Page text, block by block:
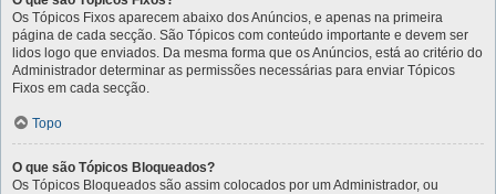
Os Tópicos Fixos aparecem abaixo dos Anúncios, e apenas na primeira
página de cada secção. São Tópicos com conteúdo importante e devem ser
lidos logo que enviados. Da mesma forma que os Anúncios, está ao critério do
Administrador determinar as permissões necessárias para enviar Tópicos
Fixos em cada secção.
Topo
O que são Tópicos Bloqueados?
Os Tópicos Bloqueados são assim colocados por um Administrador, ou